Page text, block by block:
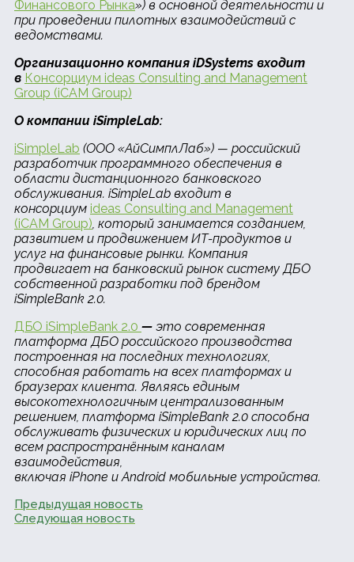
Финансового Рынка») в основной деятельности и
при проведении пилотных взаимодействий с
ведомствами.
Организационно компания iDSystems входит
в Консорциум ideas Consulting and Management
Group (iCAM Group)
О компании iSimpleLab:
iSimpleLab (ООО «АйСимплЛаб») — российский
разработчик программного обеспечения в
области дистанционного банковского
обслуживания. iSimpleLab входит в
консорциум ideas Consulting and Management
(iCAM Group), который занимается созданием,
развитием и продвижением ИТ-продуктов и
услуг на финансовые рынки. Компания
продвигает на банковский рынок систему ДБО
собственной разработки под брендом
iSimpleBank 2.0.
ДБО iSimpleBank 2.0 — это современная
платформа ДБО российского производства
построенная на последних технологиях,
способная работать на всех платформах и
браузерах клиента. Являясь единым
высокотехнологичным централизованным
решением, платформа iSimpleBank 2.0 способна
обслуживать физических и юридических лиц по
всем распространённым каналам
взаимодействия,
включая iPhone и Android мобильные устройства.
Предыдущая новость
Следующая новость